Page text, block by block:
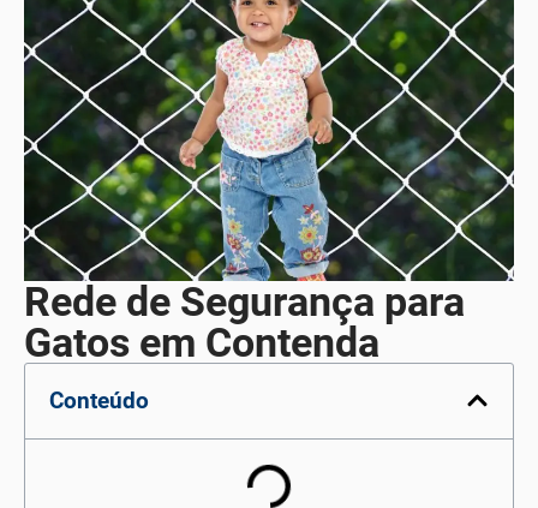
Rede de Segurança para
Gatos em Contenda
Conteúdo